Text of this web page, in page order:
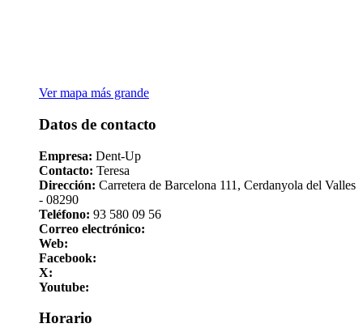
Ver mapa más grande
Datos de contacto
Empresa: Dent-Up
Contacto: Teresa
Dirección: Carretera de Barcelona 111, Cerdanyola del Valles
- 08290
Teléfono: 93 580 09 56
Correo electrónico:
Web:
Facebook:
X:
Youtube:
Horario